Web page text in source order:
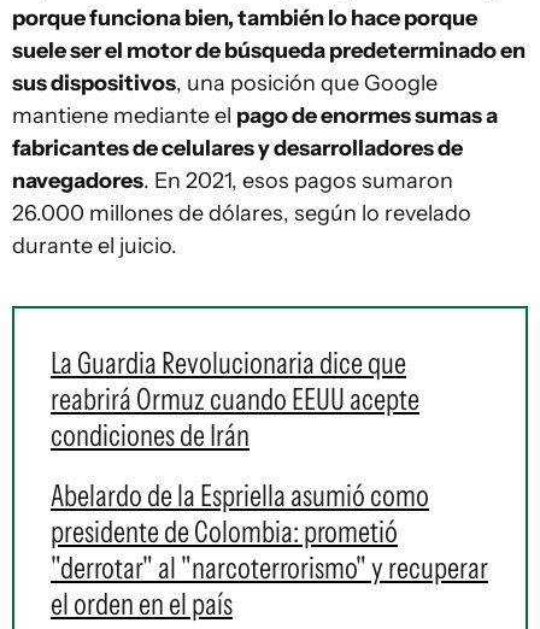
porque funciona bien, también lo hace porque
suele ser el motor de búsqueda predeterminado en
sus dispositivos, una posición que Google
mantiene mediante el pago de enormes sumas a
fabricantes de celulares y desarrolladores de
navegadores. En 2021, esos pagos sumaron
26.000 millones de dólares, según lo revelado
durante el juicio.
La Guardia Revolucionaria dice que
reabrirá Ormuz cuando EEUU acepte
condiciones de Irán
Abelardo de la Espriella asumió como
presidente de Colombia: prometió
"derrotar" al "narcoterrorismo" y recuperar
el orden en el país